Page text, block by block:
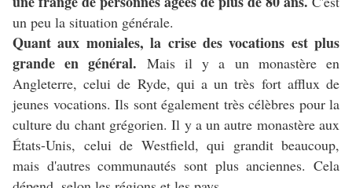
un peu la situation générale.
Quant aux moniales, la crise des vocations est plus
grande en général. Mais il y a un monastère en
Angleterre, celui de Ryde, qui a un très fort afflux de
jeunes vocations. Ils sont également très célèbres pour la
culture du chant grégorien. Il y a un autre monastère aux
États-Unis, celui de Westfield, qui grandit beaucoup,
mais d'autres communautés sont plus anciennes. Cela